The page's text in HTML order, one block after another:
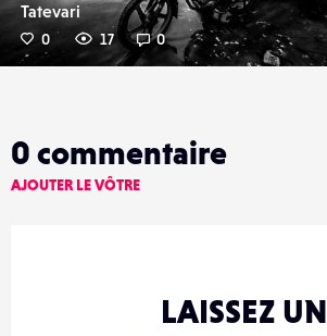
Tatevari
0 17 0
0 commentaire
AJOUTER LE VÔTRE
LAISSEZ UN